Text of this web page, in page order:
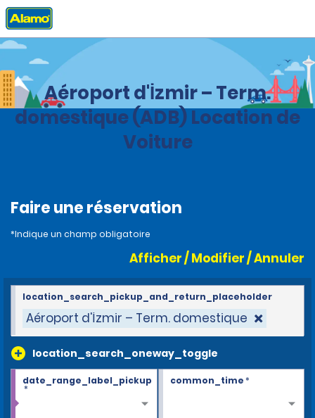
Accueil Agences
Aéroport d'İzmir – Term.
domestique (ADB) Location de
Voiture
Faire une réservation
*Indique un champ obligatoire
Afficher / Modifier / Annuler
Aéroport d'İzmir – Term. domestique
location_search_oneway_toggle
location_search_pickup_and_return_placeholder
date_range_label_pickup
*
common_time*